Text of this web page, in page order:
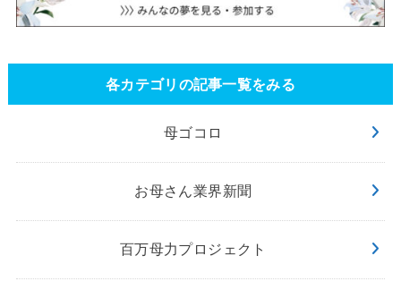
各カテゴリの記事一覧をみる
母ゴコロ
お母さん業界新聞
百万母力プロジェクト